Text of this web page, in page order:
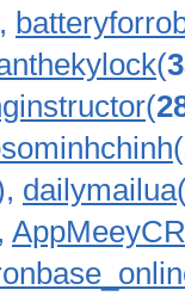
(
(
(
dailymailua